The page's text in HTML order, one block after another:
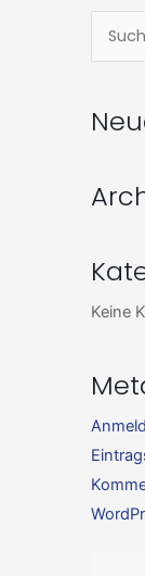
Suchen
nach:
Keine